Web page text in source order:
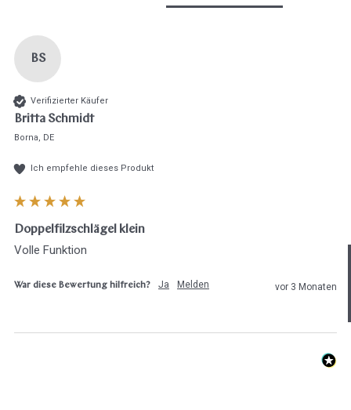
BS
Verifizierter Käufer
Britta Schmidt
Borna, DE
Ich empfehle dieses Produkt
Doppelfilzschlägel klein
Volle Funktion
War diese Bewertung hilfreich? Ja Melden vor 3 Monaten
Hast du heute gefunden, was du
Ja sofort Ja mit Umwegen
Weiter